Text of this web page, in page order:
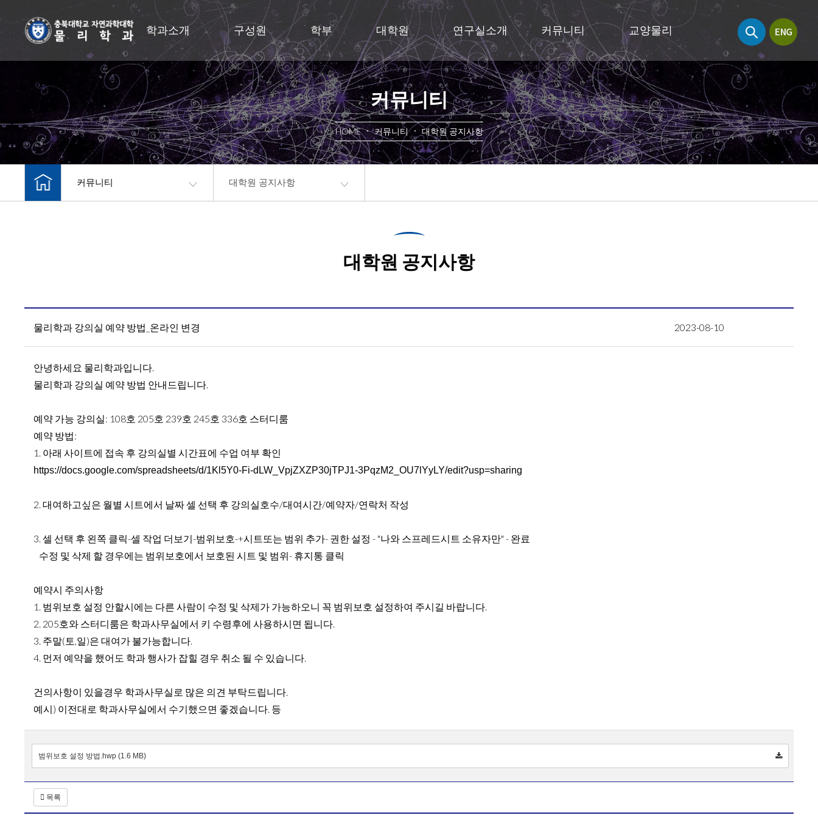
학과소개 구성원 학부 대학원 연구실소개 커뮤니티 교양물리
커뮤니티
HOME 커뮤니티 대학원 공지사항
커뮤니티 대학원 공지사항
대학원 공지사항
물리학과 강의실 예약 방법_온라인 변경 2023-08-10
안녕하세요 물리학과입니다.
물리학과 강의실 예약 방법 안내드립니다.
예약 가능 강의실: 108호 205호 239호 245호 336호 스터디룸
예약 방법:
1. 아래 사이트에 접속 후 강의실별 시간표에 수업 여부 확인
https://docs.google.com/spreadsheets/d/1Kl5Y0-Fi-dLW_VpjZXZP30jTPJ1-3PqzM2_OU7lYyLY/edit?usp=sharing
2. 대여하고싶은 월별 시트에서 날짜 셀 선택 후 강의실호수/대여시간/예약자/연락처 작성
3. 셀 선택 후 왼쪽 클릭-셀 작업 더보기-범위보호-+시트또는 범위 추가- 권한 설정 - "나와 스프레드시트 소유자만" - 완료
수정 및 삭제 할 경우에는 범위보호에서 보호된 시트 및 범위- 휴지통 클릭
예약시 주의사항
1. 범위보호 설정 안할시에는 다른 사람이 수정 및 삭제가 가능하오니 꼭 범위보호 설정하여 주시길 바랍니다.
2. 205호와 스터디룸은 학과사무실에서 키 수령후에 사용하시면 됩니다.
3. 주말(토,일)은 대여가 불가능합니다.
4. 먼저 예약을 했어도 학과 행사가 잡힐 경우 취소 될 수 있습니다.
건의사항이 있을경우 학과사무실로 많은 의견 부탁드립니다.
예시) 이전대로 학과사무실에서 수기했으면 좋겠습니다. 등
범위보호 설정 방법.hwp (1.6 MB)
목록